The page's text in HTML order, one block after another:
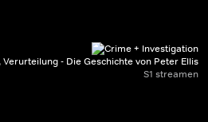
Verurteilung - Die Geschichte von Peter Ellis
S1 streamen